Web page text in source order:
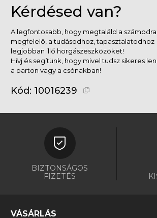
Kérdésed van?
A legfontosabb, hogy megtaláld a számodra
megfelelő, a tudásodhoz, tapasztalatodhoz
legjobban illő horgászeszközöket!
Hívj és segítünk, hogy mivel tudsz sikeres
a parton vagy a csónakban!
Kód: 10016239
BIZTONSÁGOS
FIZETÉS
VÁSÁRLÁS